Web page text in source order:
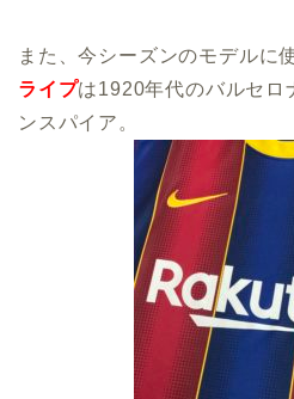
また、今シーズンのモデルに
ライプは1920年代のバルセロ
ンスパイア。